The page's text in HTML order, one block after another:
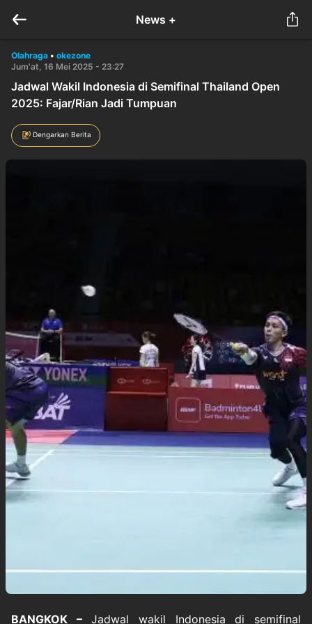
News +
Olahraga • okezone
Jum'at, 16 Mei 2025 - 23:27
Jadwal Wakil Indonesia di Semifinal Thailand Open
2025: Fajar/Rian Jadi Tumpuan
Dengarkan Berita
BANGKOK –Jadwal wakil Indonesia di semifinal